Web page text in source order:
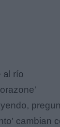
al río
cambian